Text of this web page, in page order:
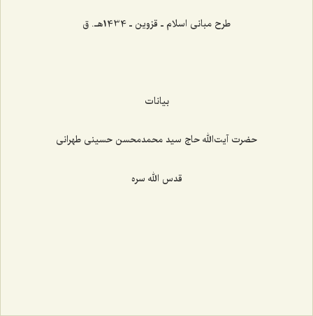
طرح مبانی اسلام ـ قزوین ـ 1434هـ. ق
بیانات
حضرت آیت‌الله حاج سید محمدمحسن حسینی طهرانی
قدس الله سره